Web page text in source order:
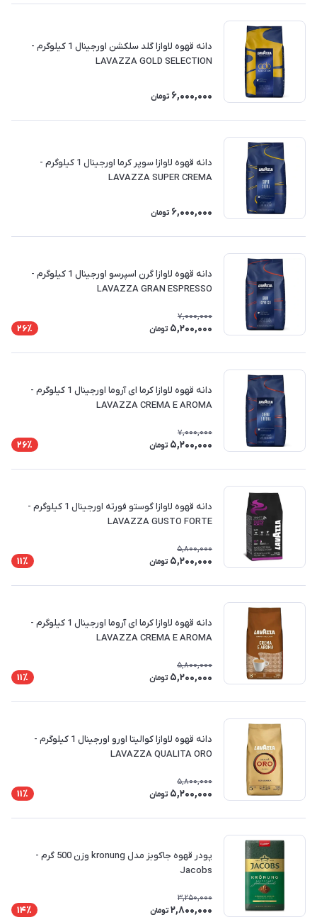
دانه قهوه لاوازا گلد سلکشن اورجینال 1 کیلوگرم -
LAVAZZA GOLD SELECTION
6,000,000 تومان
دانه قهوه لاوازا سوپر کرما اورجینال 1 کیلوگرم -
LAVAZZA SUPER CREMA
6,000,000 تومان
دانه قهوه لاوازا گرن اسپرسو اورجینال 1 کیلوگرم -
LAVAZZA GRAN ESPRESSO
7,000,000
5,200,000 تومان 26٪
دانه قهوه لاوازا کرما ای آروما اورجینال 1 کیلوگرم -
LAVAZZA CREMA E AROMA
7,000,000
5,200,000 تومان 26٪
دانه قهوه لاوازا گوستو فورته اورجینال 1 کیلوگرم -
LAVAZZA GUSTO FORTE
5,800,000
5,200,000 تومان 11٪
دانه قهوه لاوازا کرما ای آروما اورجینال 1 کیلوگرم -
LAVAZZA CREMA E AROMA
5,800,000
5,200,000 تومان 11٪
دانه قهوه لاوازا کوالیتا اورو اورجینال 1 کیلوگرم -
LAVAZZA QUALITA ORO
5,800,000
5,200,000 تومان 11٪
پودر قهوه جاکوبز مدل kronung وزن 500 گرم -
Jacobs
3,250,000
2,800,000 تومان 14٪